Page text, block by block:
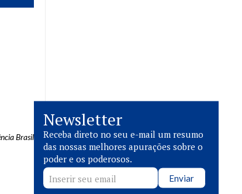
Brasil
Newsletter
Receba direto no seu e-mail um resumo
das nossas melhores apurações sobre o
poder e os poderosos.
Enviar